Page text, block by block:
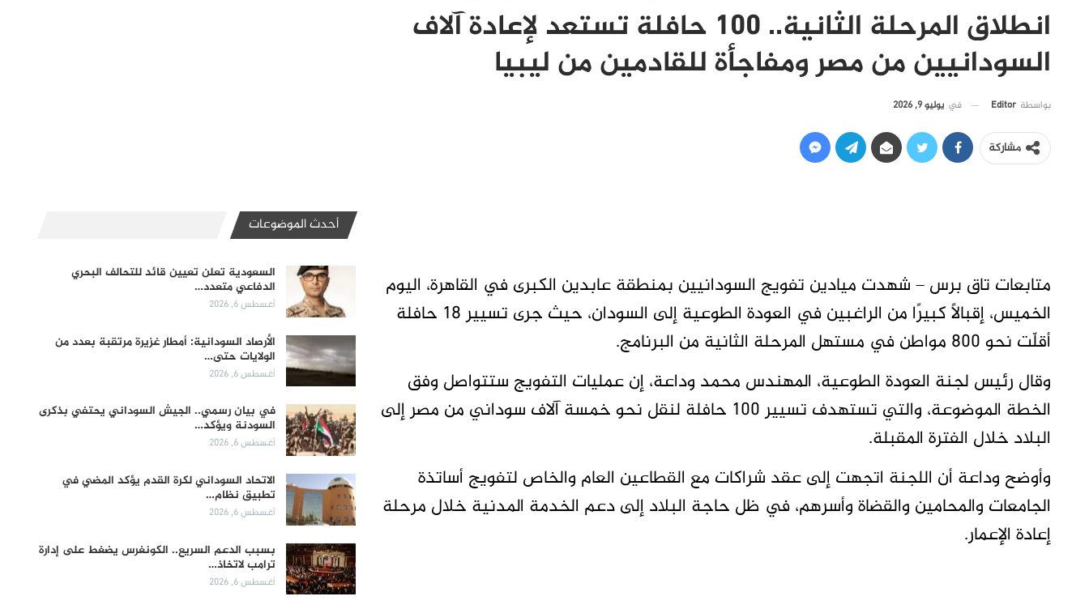
انطلاق المرحلة الثانية.. 100 حافلة تستعد لإعادة آلاف
السودانيين من مصر ومفاجأة للقادمين من ليبيا
بواسطة Editor في يوليو 9, 2026
مشاركة
متابعات تاق برس – شهدت ميادين تفويج السودانيين بمنطقة عابدين الكبرى في القاهرة، اليوم
الخميس، إقبالًا كبيرًا من الراغبين في العودة الطوعية إلى السودان، حيث جرى تسيير 18 حافلة
أقلّت نحو 800 مواطن في مستهل المرحلة الثانية من البرنامج.
وقال رئيس لجنة العودة الطوعية، المهندس محمد وداعة، إن عمليات التفويج ستتواصل وفق
الخطة الموضوعة، والتي تستهدف تسيير 100 حافلة لنقل نحو خمسة آلاف سوداني من مصر إلى
البلاد خلال الفترة المقبلة.
وأوضح وداعة أن اللجنة اتجهت إلى عقد شراكات مع القطاعين العام والخاص لتفويج أساتذة
الجامعات والمحامين والقضاة وأسرهم، في ظل حاجة البلاد إلى دعم الخدمة المدنية خلال مرحلة
إعادة الإعمار.
أحدث الموضوعات
السعودية تعلن تعيين قائد للتحالف البحري
الدفاعي متعدد…
أغسطس 6, 2026
الأرصاد السودانية: أمطار غزيرة مرتقبة بعدد من
الولايات حتى…
أغسطس 6, 2026
في بيان رسمي.. الجيش السوداني يحتفي بذكرى
السودنة ويؤكد…
أغسطس 6, 2026
الاتحاد السوداني لكرة القدم يؤكد المضي في
تطبيق نظام…
أغسطس 6, 2026
بسبب الدعم السريع.. الكونغرس يضغط على إدارة
ترامب لاتخاذ…
أغسطس 6, 2026